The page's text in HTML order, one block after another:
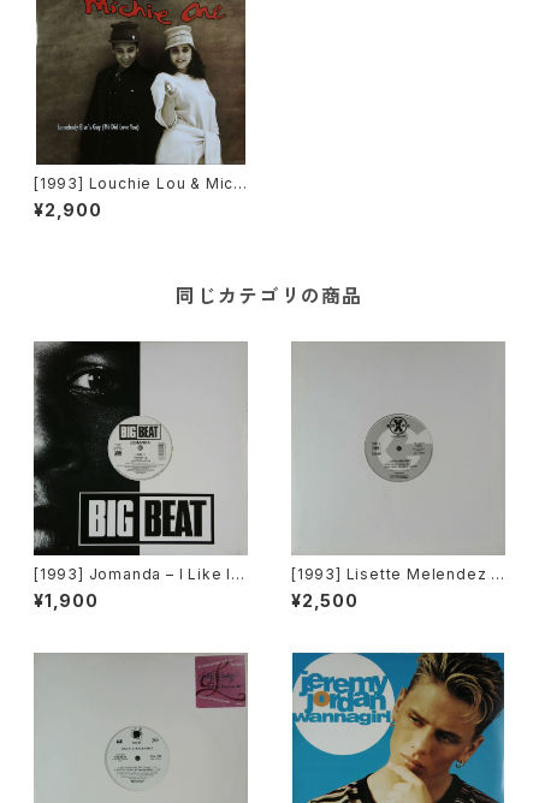
[1993] Louchie Lou & Michi
e One – Somebody Else's
Guy (Me Did Love You) [FF
¥2,900
同じカテゴリの商品
[1993] Jomanda – I Like It
[Big Beat]
¥1,900
[1993] Lisette Melendez /
The Puppies – Goody Goo
dy / Funky Y-2-C / Dance 2
¥2,500